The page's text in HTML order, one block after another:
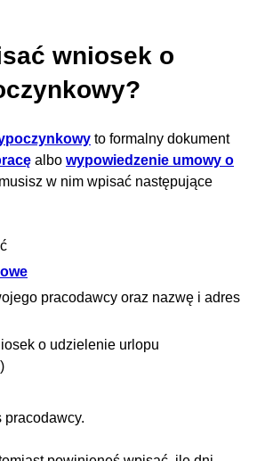
wniosek o
to formalny dokument
albo wypowiedzenie umowy o
w nim wpisać następujące
pracodawcy oraz nazwę i adres
o udzielenie urlopu
pracodawcy.